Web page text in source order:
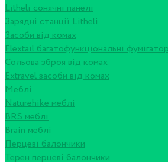
Litheli сонячні панелі
Зарядні станції Litheli
Засоби від комах
Flextail багатофункціональні
Сольова зброя від комах
Extravel засоби від комах
Меблі
Naturehike меблі
BRS меблі
Brain меблі
Перцеві балончики
Терен перцеві балончики